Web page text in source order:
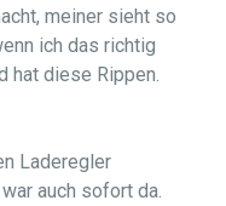
meiner sieht so
ich das richtig
hat diese Rippen.
Laderegler
auch sofort da.